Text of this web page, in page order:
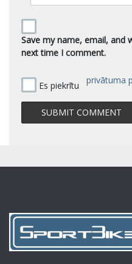
Save my name, email, and
next time I comment.
Es piekrītu privātuma